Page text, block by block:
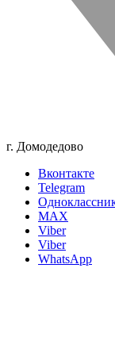
г. Домодедово
Вконтакте
Telegram
MAX
Viber
Viber
WhatsApp